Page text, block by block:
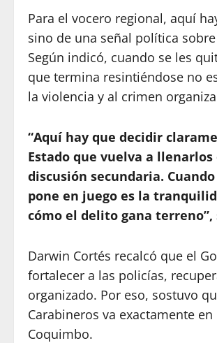
Para el vocero regional, aquí
sino de una señal política
Según indicó, cuando se les
que termina resintiéndose no
la violencia y al crimen
“Aquí hay que decidir
Estado que vuelva a
discusión secundaria.
pone en juego es la
cómo el delito gana terreno”,
Darwin Cortés recalcó que el
fortalecer a las policías,
organizado. Por eso, sostuvo
Carabineros va exactamente
Coquimbo.